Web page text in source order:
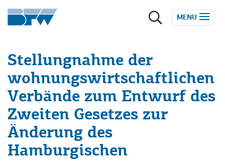
Zum Inhalt springen
MENU
Stellungnahme der
wohnungswirtschaftlichen
Verbände zum Entwurf des
Zweiten Gesetzes zur
Änderung des
Hamburgischen